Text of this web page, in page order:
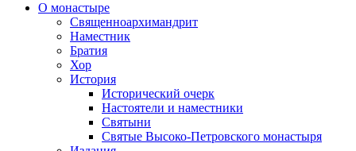
О монастыре
Священноархимандрит
Наместник
Братия
Хор
История
Исторический очерк
Настоятели и наместники
Святыни
Святые Высоко-Петровского монастыря